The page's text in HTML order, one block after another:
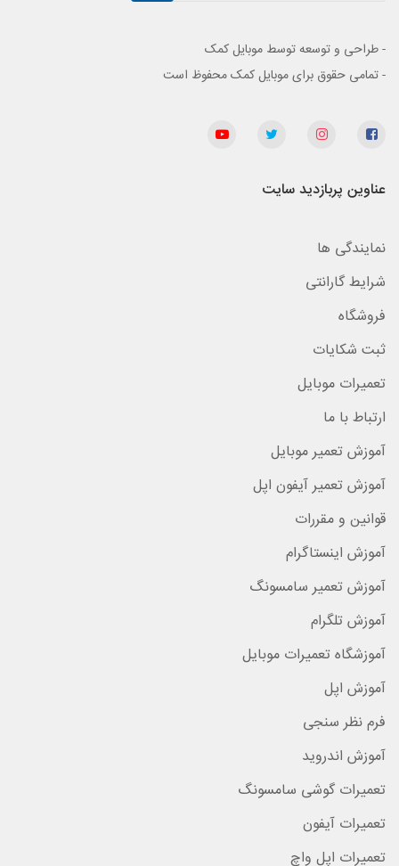
- طراحی و توسعه توسط موبایل کمک
- تمامی حقوق برای موبایل کمک محفوظ است
عناوین پربازدید سایت
نمایندگی ها
شرایط گارانتی
فروشگاه
ثبت شکایات
تعمیرات موبایل
ارتباط با ما
آموزش تعمیر موبایل
آموزش تعمیر آیفون اپل
قوانین و مقررات
آموزش اینستاگرام
آموزش تعمیر سامسونگ
آموزش تلگرام
آموزشگاه تعمیرات موبایل
آموزش اپل
فرم نظر سنجی
آموزش اندروید
تعمیرات گوشی سامسونگ
تعمیرات آیفون
تعمیرات اپل واچ